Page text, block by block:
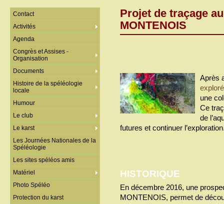
Projet de traçage
MONTENOIS
Après
une
Ce
de
futures et continuer
HISTORIQUE
En décembre 2016, une
MONTENOIS, permet de
Contact
Activités
Agenda
Congrès et Assises -
Organisation
Documents
Histoire de la spéléologie
locale
Humour
Le club
Le karst
Les Journées Nationales de la
Spéléologie
Les sites spéléos amis
Matériel
Photo Spéléo
Protection du karst